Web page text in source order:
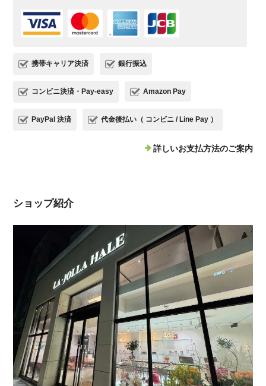
携帯キャリア決済 銀行振込
コンビニ決済・Pay-easy Amazon Pay
PayPal 決済 代金後払い（ コンビニ / Line Pay ）
詳しいお支払方法のご案内
ショップ紹介